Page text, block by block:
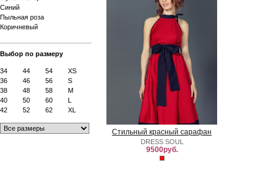
Синий
Пыльная роза
Коричневый
Выбор по размеру
34 44 54
XS
36
46 56
S
38
48 58
M
40
50 60
L
42
52 62 XL
Стильный красный сарафан
DRESS SOUL
9500руб.